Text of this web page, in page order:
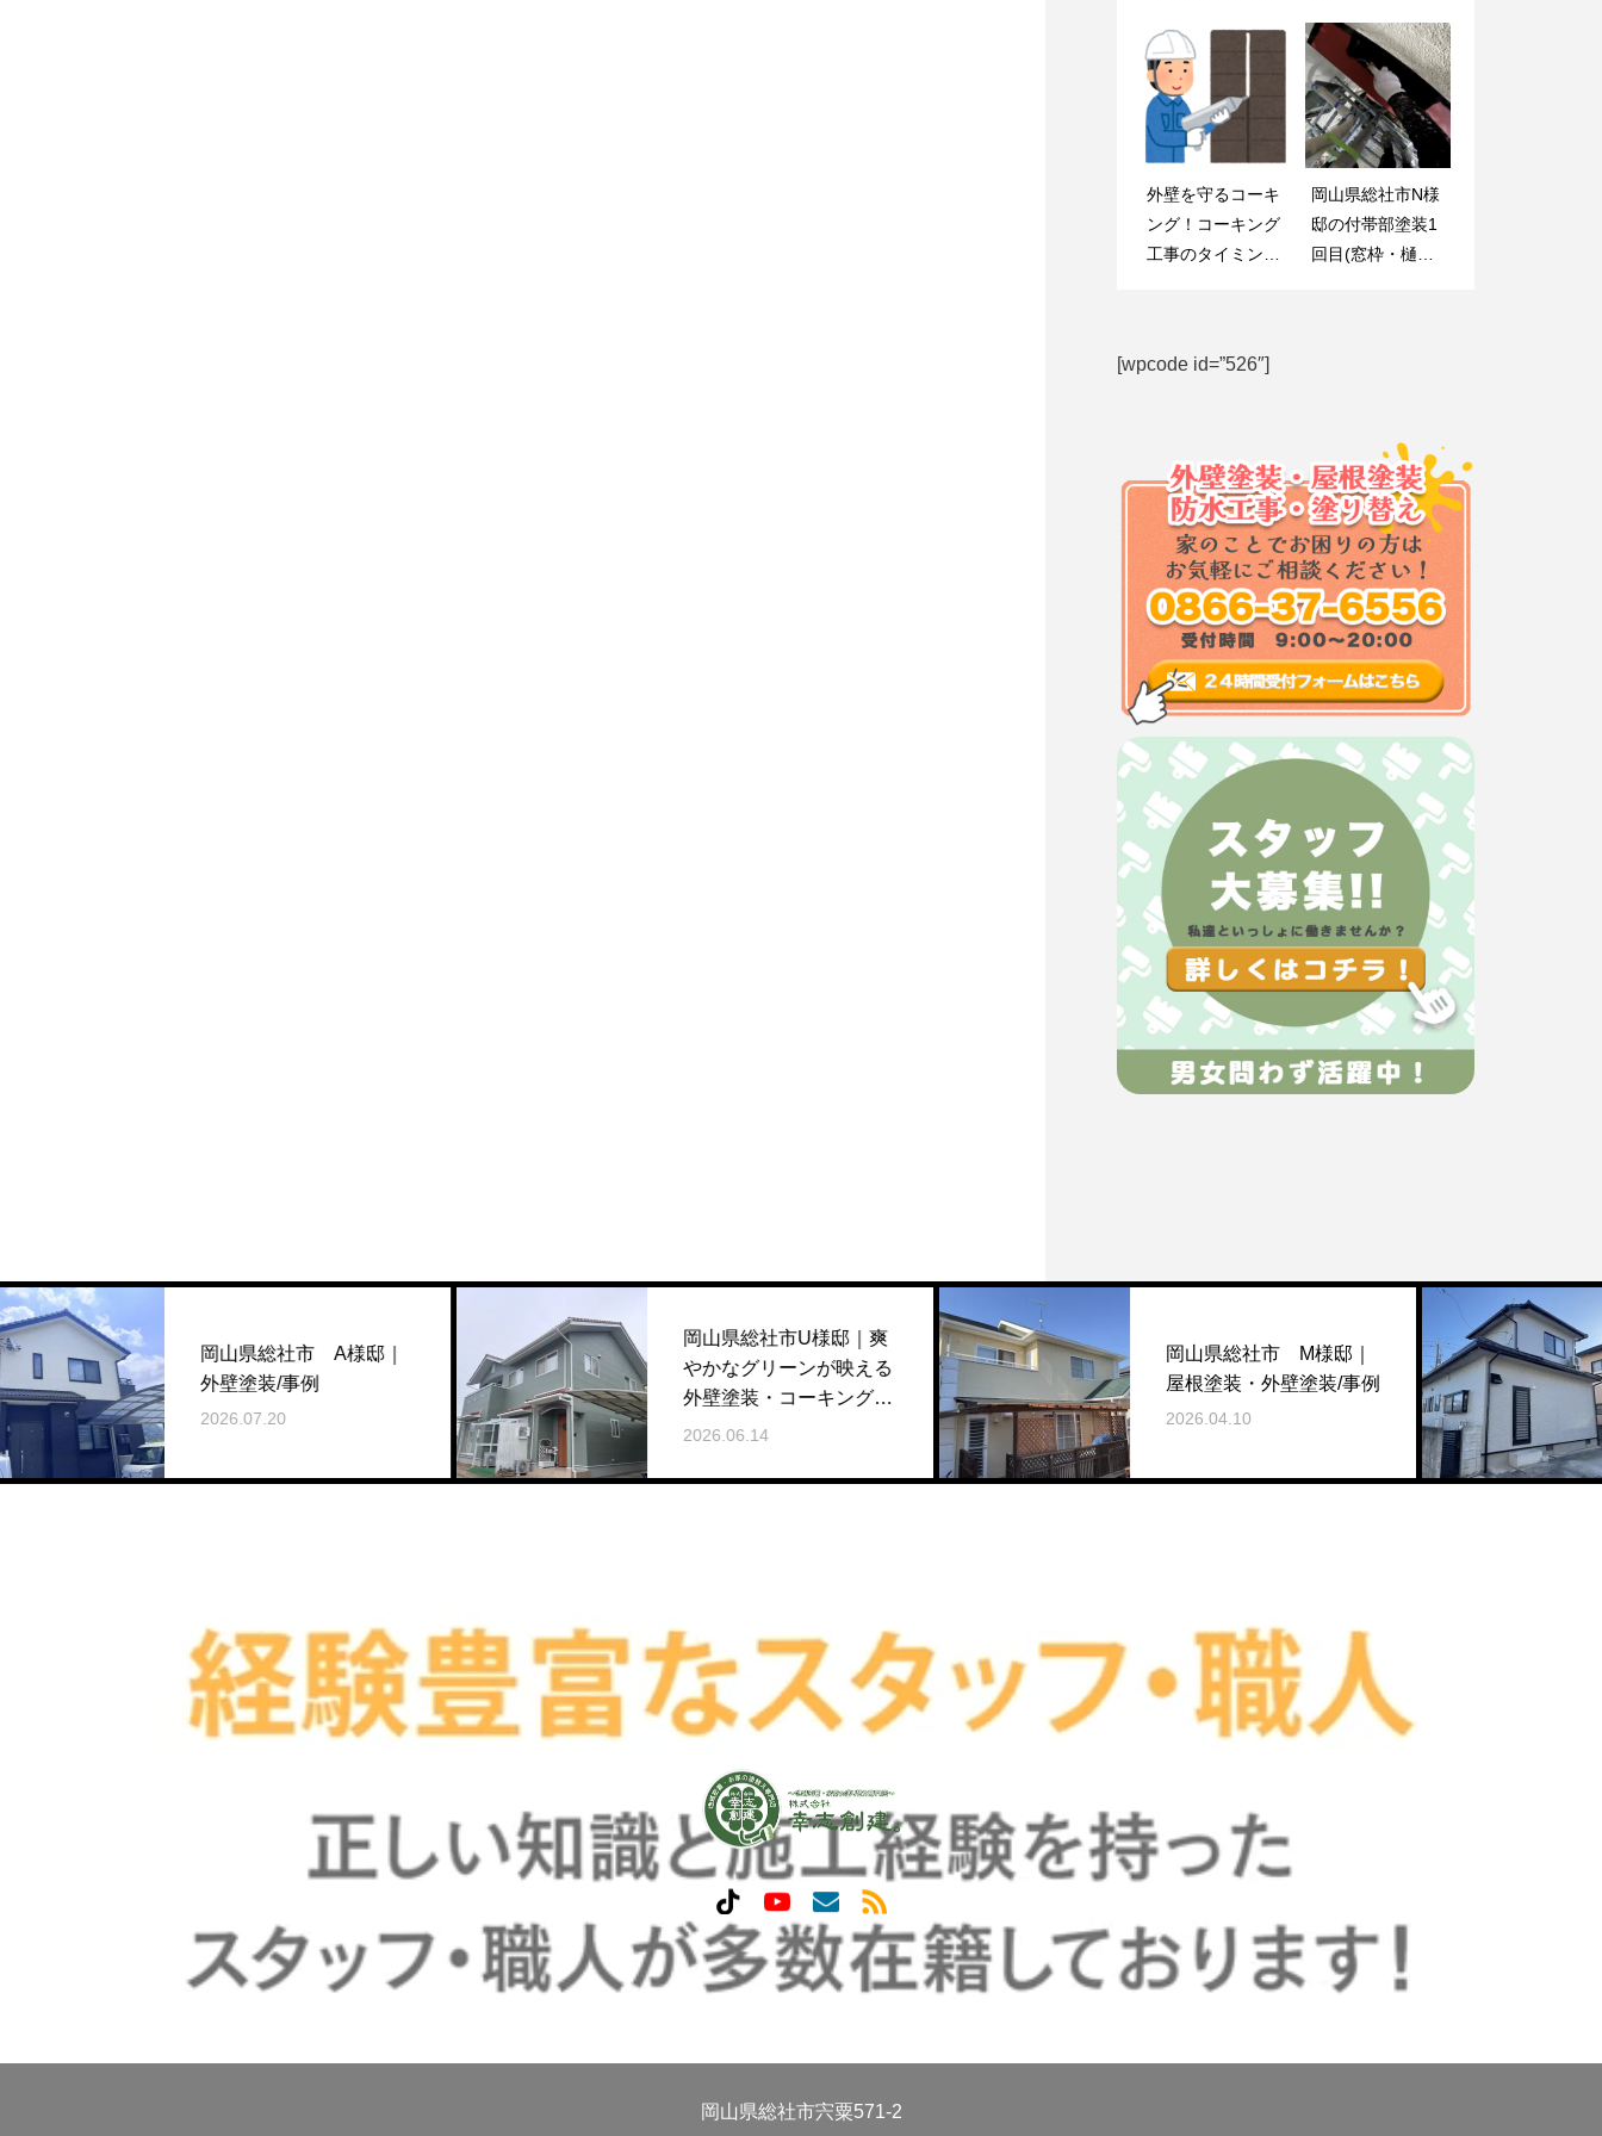
外壁を守るコーキ
ング！コーキング
工事のタイミング
岡山県総社市N様
邸の付帯部塗装1
回目(窓枠・樋・
(樋・庇・水切
り・他)
知らないと損す
る！外壁塗装の補
助金・助成金活用
総社市の外壁塗装
業界が熱い！求人
倍率が過去最高を
[wpcode id=”526″]
岡山県総社市 A様邸｜
外壁塗装/事例
2026.07.20
岡山県総社市U様邸｜爽
やかなグリーンが映える
外壁塗装・コーキング打
ち替え工事
2026.06.14
岡山県総社市 M様邸｜
屋根塗装・外壁塗装/事例
2026.04.10
岡山
外壁塗
事/事
岡山県総社市宍粟571-2